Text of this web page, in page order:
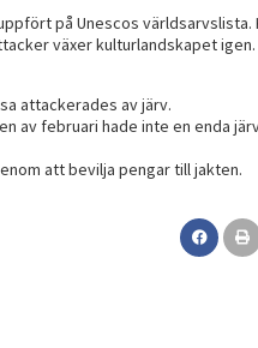
på Unescos världsarvslista.
växer kulturlandskapet igen.
attackerades av järv.
av februari hade inte en enda
att bevilja pengar till jakten.